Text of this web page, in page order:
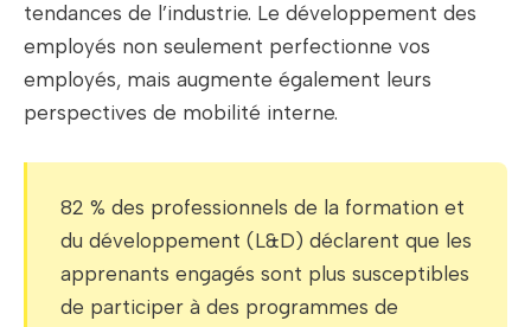
tendances de l’industrie. Le développement des
employés non seulement perfectionne vos
employés, mais augmente également leurs
perspectives de mobilité interne.
82 % des professionnels de la formation et
du développement (L&D) déclarent que les
apprenants engagés sont plus susceptibles
de participer à des programmes de